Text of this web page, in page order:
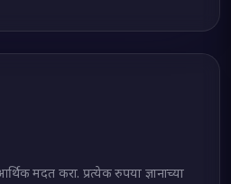
मदत करा. प्रत्येक रुपया ज्ञानाच्या